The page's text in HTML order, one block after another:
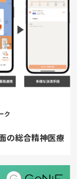
ク
の総合精神医療